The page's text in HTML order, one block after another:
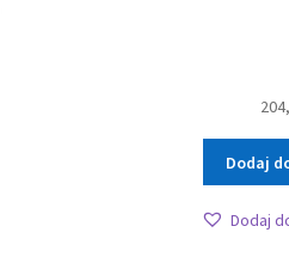
Dodaj
Dodaj